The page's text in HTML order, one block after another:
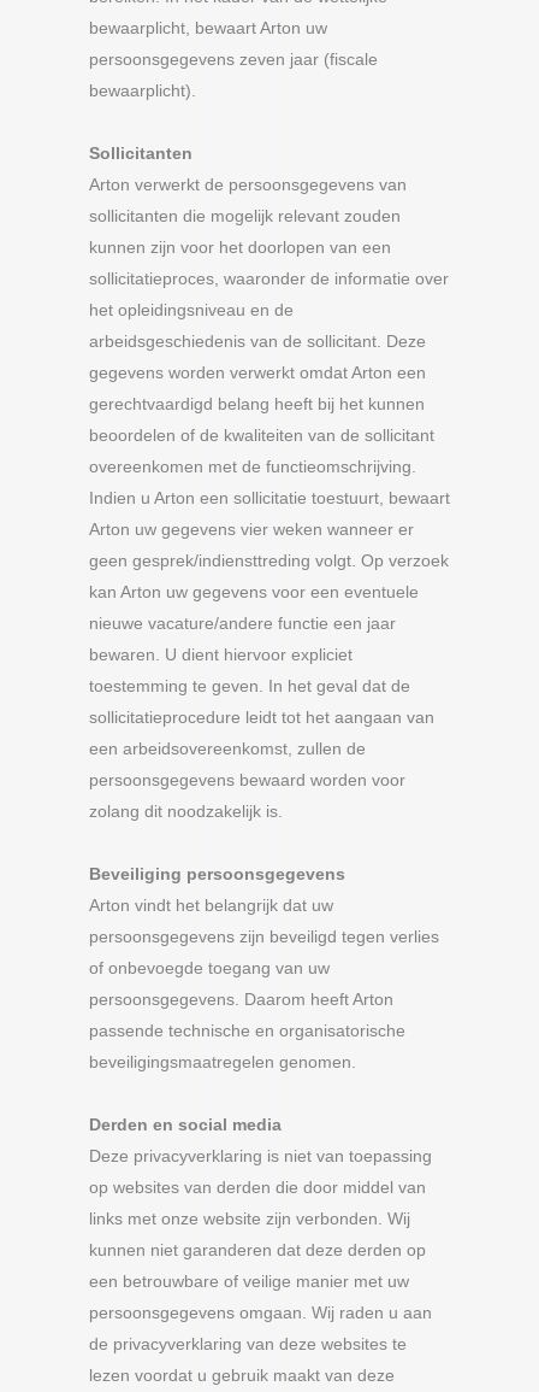
bewaarplicht, bewaart Arton uw
persoonsgegevens zeven jaar (fiscale
bewaarplicht).
Sollicitanten
Arton verwerkt de persoonsgegevens van
sollicitanten die mogelijk relevant zouden
kunnen zijn voor het doorlopen van een
sollicitatieproces, waaronder de informatie over
het opleidingsniveau en de
arbeidsgeschiedenis van de sollicitant. Deze
gegevens worden verwerkt omdat Arton een
gerechtvaardigd belang heeft bij het kunnen
beoordelen of de kwaliteiten van de sollicitant
overeenkomen met de functieomschrijving.
Indien u Arton een sollicitatie toestuurt, bewaart
Arton uw gegevens vier weken wanneer er
geen gesprek/indiensttreding volgt. Op verzoek
kan Arton uw gegevens voor een eventuele
nieuwe vacature/andere functie een jaar
bewaren. U dient hiervoor expliciet
toestemming te geven. In het geval dat de
sollicitatieprocedure leidt tot het aangaan van
een arbeidsovereenkomst, zullen de
persoonsgegevens bewaard worden voor
zolang dit noodzakelijk is.
Beveiliging persoonsgegevens
Arton vindt het belangrijk dat uw
persoonsgegevens zijn beveiligd tegen verlies
of onbevoegde toegang van uw
persoonsgegevens. Daarom heeft Arton
passende technische en organisatorische
beveiligingsmaatregelen genomen.
Derden en social media
Deze privacyverklaring is niet van toepassing
op websites van derden die door middel van
links met onze website zijn verbonden. Wij
kunnen niet garanderen dat deze derden op
een betrouwbare of veilige manier met uw
persoonsgegevens omgaan. Wij raden u aan
de privacyverklaring van deze websites te
lezen voordat u gebruik maakt van deze